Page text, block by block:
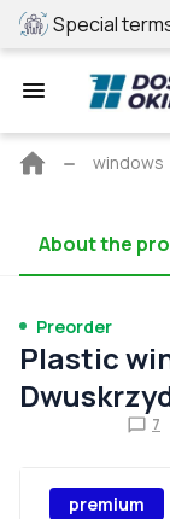
Special
Main
windows
About the
Preorder
Plastic
7
premium